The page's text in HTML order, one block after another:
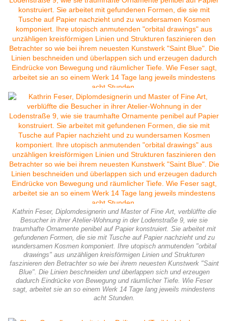
Kathrin Feser, Diplomdesignerin und Master of Fine Art, verblüffte die
Besucher in ihrer Atelier-Wohnung in der Lodenstraße 9, wie sie
traumhafte Ornamente penibel auf Papier konstruiert. Sie arbeitet mit
gefundenen Formen, die sie mit Tusche auf Papier nachzieht und zu
wundersamen Kosmen komponiert. Ihre utopisch anmutenden "orbital
drawings" aus unzähligen kreisförmigen Linien und Strukturen
faszinieren den Betrachter so wie bei ihrem neuesten Kunstwerk "Saint
Blue". Die Linien beschneiden und überlappen sich und erzeugen
dadurch Eindrücke von Bewegung und räumlicher Tiefe. Wie Feser
sagt, arbeitet sie an so einem Werk 14 Tage lang jeweils mindestens
acht Stunden.